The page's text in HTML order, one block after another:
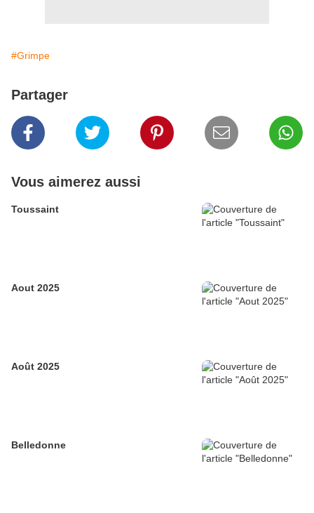
#Grimpe
Partager
Vous aimerez aussi
Toussaint
Aout 2025
Août 2025
Belledonne